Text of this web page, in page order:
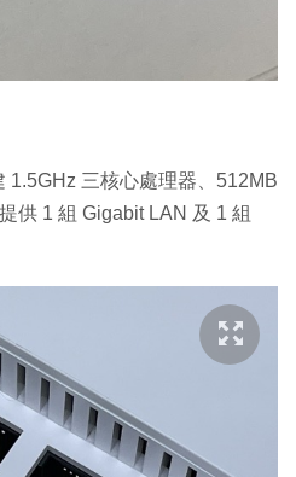
三核心處理器、512MB
供 1 組 Gigabit LAN 及 1 組